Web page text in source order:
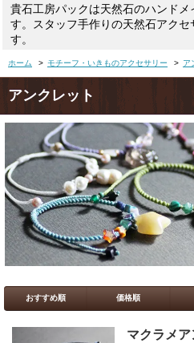
貴石工房パックは天然石のハンド
す。スタッフ手作りの天然石アク
す。
ホーム > モチーフ・いきものアクセサリー > ア
アンクレット
おすすめ順 価格順
マクラメ